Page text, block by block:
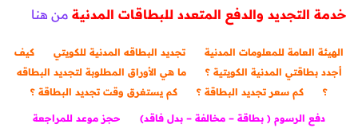
خدمة التجديد والدفع المتعدد للبطاقات المدنية من هنا
الهيئة العامة للمعلومات المدنية تجديد البطاقه المدنية للكويتي
كيف
أجدد بطاقتي المدنية الكويتية ؟
ما هي الأوراق المطلوبة لتجديد البطاقه
؟
كم سعر تجديد البطاقة ؟ كم يستغرق وقت تجديد البطاقة ؟
دفع الرسوم ( بطاقة – مخالفة – بدل فاقد)
حجز موعد للمراجعة